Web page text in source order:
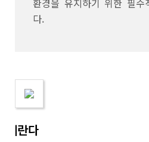
환경을 유지하기 위한 필수
다.
베란다